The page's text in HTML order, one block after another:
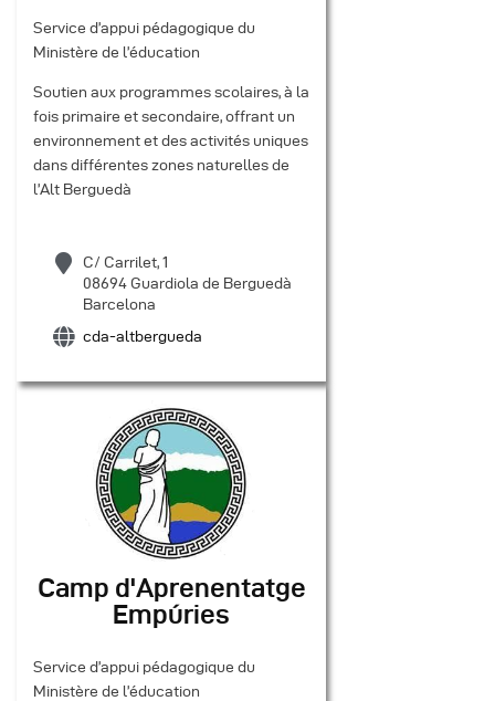
Service d’appui pédagogique du
Ministère de l’éducation
Soutien aux programmes scolaires, à la
fois primaire et secondaire, offrant un
environnement et des activités uniques
dans différentes zones naturelles de
l’Alt Berguedà
C/ Carrilet, 1
08694 Guardiola de Berguedà
Barcelona
cda-altbergueda
Camp d'Aprenentatge
Empúries
Service d’appui pédagogique du
Ministère de l’éducation